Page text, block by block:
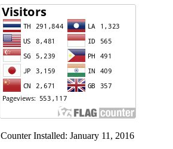
Counter Installed: January 11, 2016